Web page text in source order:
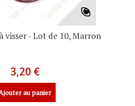
visser - Lot de 10, Marron
3,20 €
au panier